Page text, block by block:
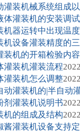
灌装机械系统组成
体灌装机的安装调
机器运转中出现温
机设备灌装精度的
装机的开箱检验内容
灌装机灌装流程
灌装机怎么调整
动灌装机的|半自动
剂灌装机说明书
机的组成及结构
酱灌装机设备支持